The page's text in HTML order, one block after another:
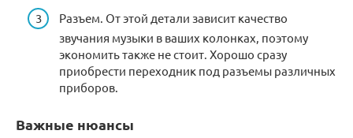
Разъем. От этой детали зависит качество
звучания музыки в ваших колонках, поэтому
экономить также не стоит. Хорошо сразу
приобрести переходник под разъемы различных
приборов.
Важные нюансы